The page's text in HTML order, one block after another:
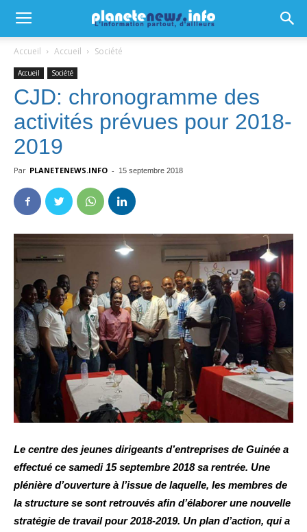
Accueil Accueil Société
Accueil Société
CJD: chronogramme des
activités prévues pour 2018-
2019
Par PLANETENEWS.INFO - 15 septembre 2018
Le centre des jeunes dirigeants d’entreprises de Guinée a
effectué ce samedi 15 septembre 2018 sa rentrée. Une
plénière d’ouverture à l’issue de laquelle, les membres de
la structure se sont retrouvés afin d’élaborer une nouvelle
stratégie de travail pour 2018-2019. Un plan d’action, qui a